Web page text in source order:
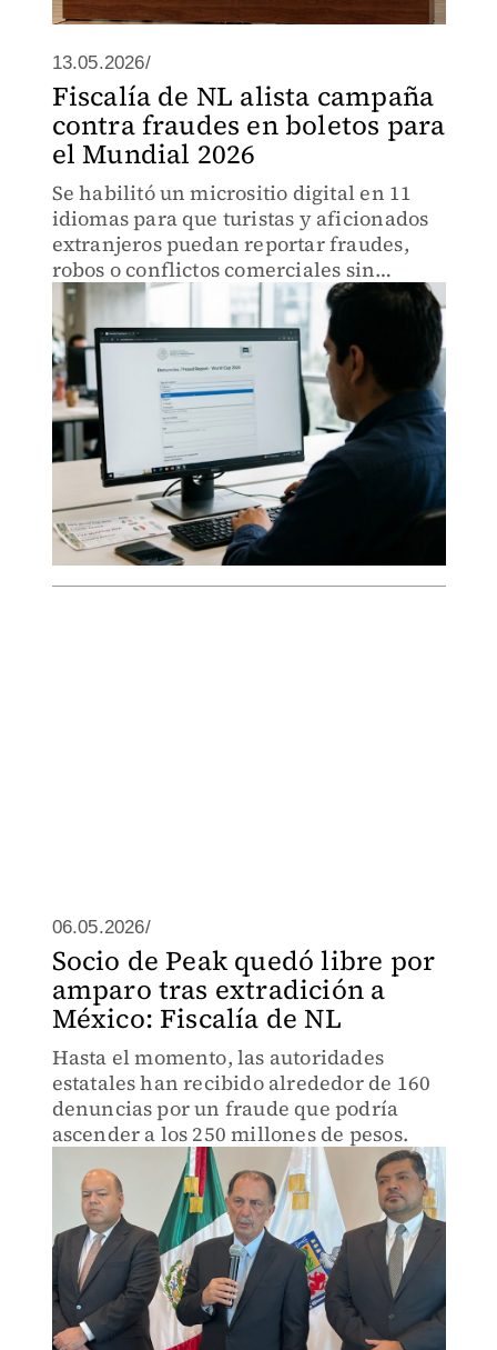
13.05.2026/
Fiscalía de NL alista campaña
contra fraudes en boletos para
el Mundial 2026
Se habilitó un micrositio digital en 11
idiomas para que turistas y aficionados
extranjeros puedan reportar fraudes,
robos o conflictos comerciales sin
barreras de comunicación.
06.05.2026/
Socio de Peak quedó libre por
amparo tras extradición a
México: Fiscalía de NL
Hasta el momento, las autoridades
estatales han recibido alrededor de 160
denuncias por un fraude que podría
ascender a los 250 millones de pesos.